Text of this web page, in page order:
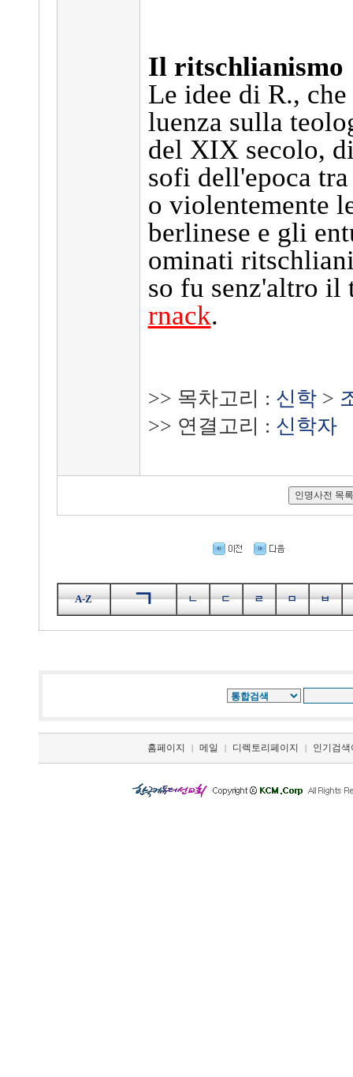
Il ritschlianismo
Le idee di R.,
luenza sulla
del XIX secolo,
sofi dell'epoca
o violentemente
berlinese e gli
ominati
so fu senz'altro il
rnack.
>> 목차고리 : 신학>
>> 연결고리 : 신학자
A-Z ㄱ ㄴ ㄷ ㄹ ㅁ ㅂ
홈페이지 | 메일 | 디렉토리페이지 | 인기검색